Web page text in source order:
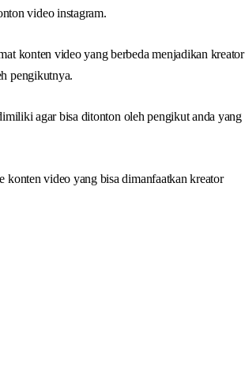
video instagram.
konten video yang berbeda menjadikan kreator
pengikutnya.
agar bisa ditonton oleh pengikut anda yang
konten video yang bisa dimanfaatkan kreator